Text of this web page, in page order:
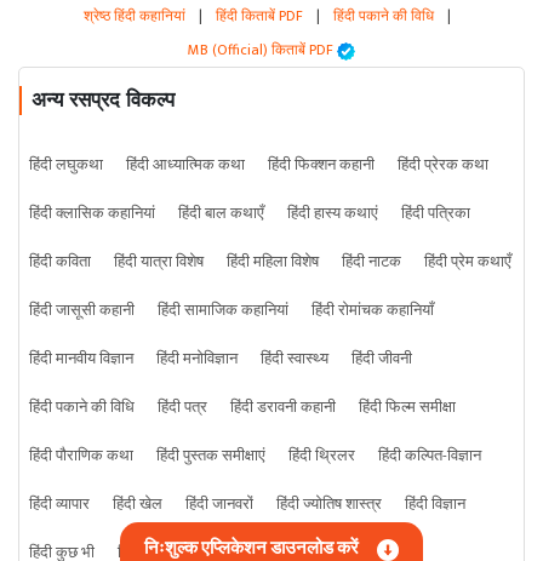
श्रेष्ठ हिंदी कहानियां | हिंदी किताबें PDF | हिंदी पकाने की विधि |
MB (Official) किताबें PDF
अन्य रसप्रद विकल्प
हिंदी लघुकथा हिंदी आध्यात्मिक कथा हिंदी फिक्शन कहानी
हिंदी प्रेरक कथा
हिंदी क्लासिक कहानियां
हिंदी बाल कथाएँ हिंदी हास्य कथाएं
हिंदी पत्रिका
हिंदी कविता
हिंदी यात्रा विशेष हिंदी महिला विशेष हिंदी नाटक
हिंदी प्रेम कथाएँ
हिंदी जासूसी कहानी
हिंदी सामाजिक कहानियां
हिंदी रोमांचक कहानियाँ
हिंदी मानवीय विज्ञान
हिंदी मनोविज्ञान हिंदी स्वास्थ्य
हिंदी जीवनी
हिंदी पकाने की विधि
हिंदी पत्र हिंदी डरावनी कहानी
हिंदी फिल्म समीक्षा
हिंदी पौराणिक कथा
हिंदी पुस्तक समीक्षाएं हिंदी थ्रिलर
हिंदी कल्पित-विज्ञान
हिंदी व्यापार
हिंदी खेल हिंदी जानवरों हिंदी ज्योतिष शास्त्र
हिंदी विज्ञान
हिंदी कुछ भी
हिंदी क्राइम कहानी
निःशुल्क एप्लिकेशन डाउनलोड करें